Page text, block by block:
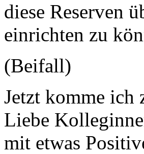
diese Reserven
einrichten zu
(Beifall)
Jetzt komme ich
Liebe
mit etwas